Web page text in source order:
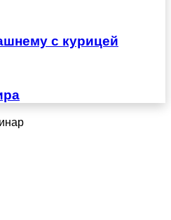
с курицей